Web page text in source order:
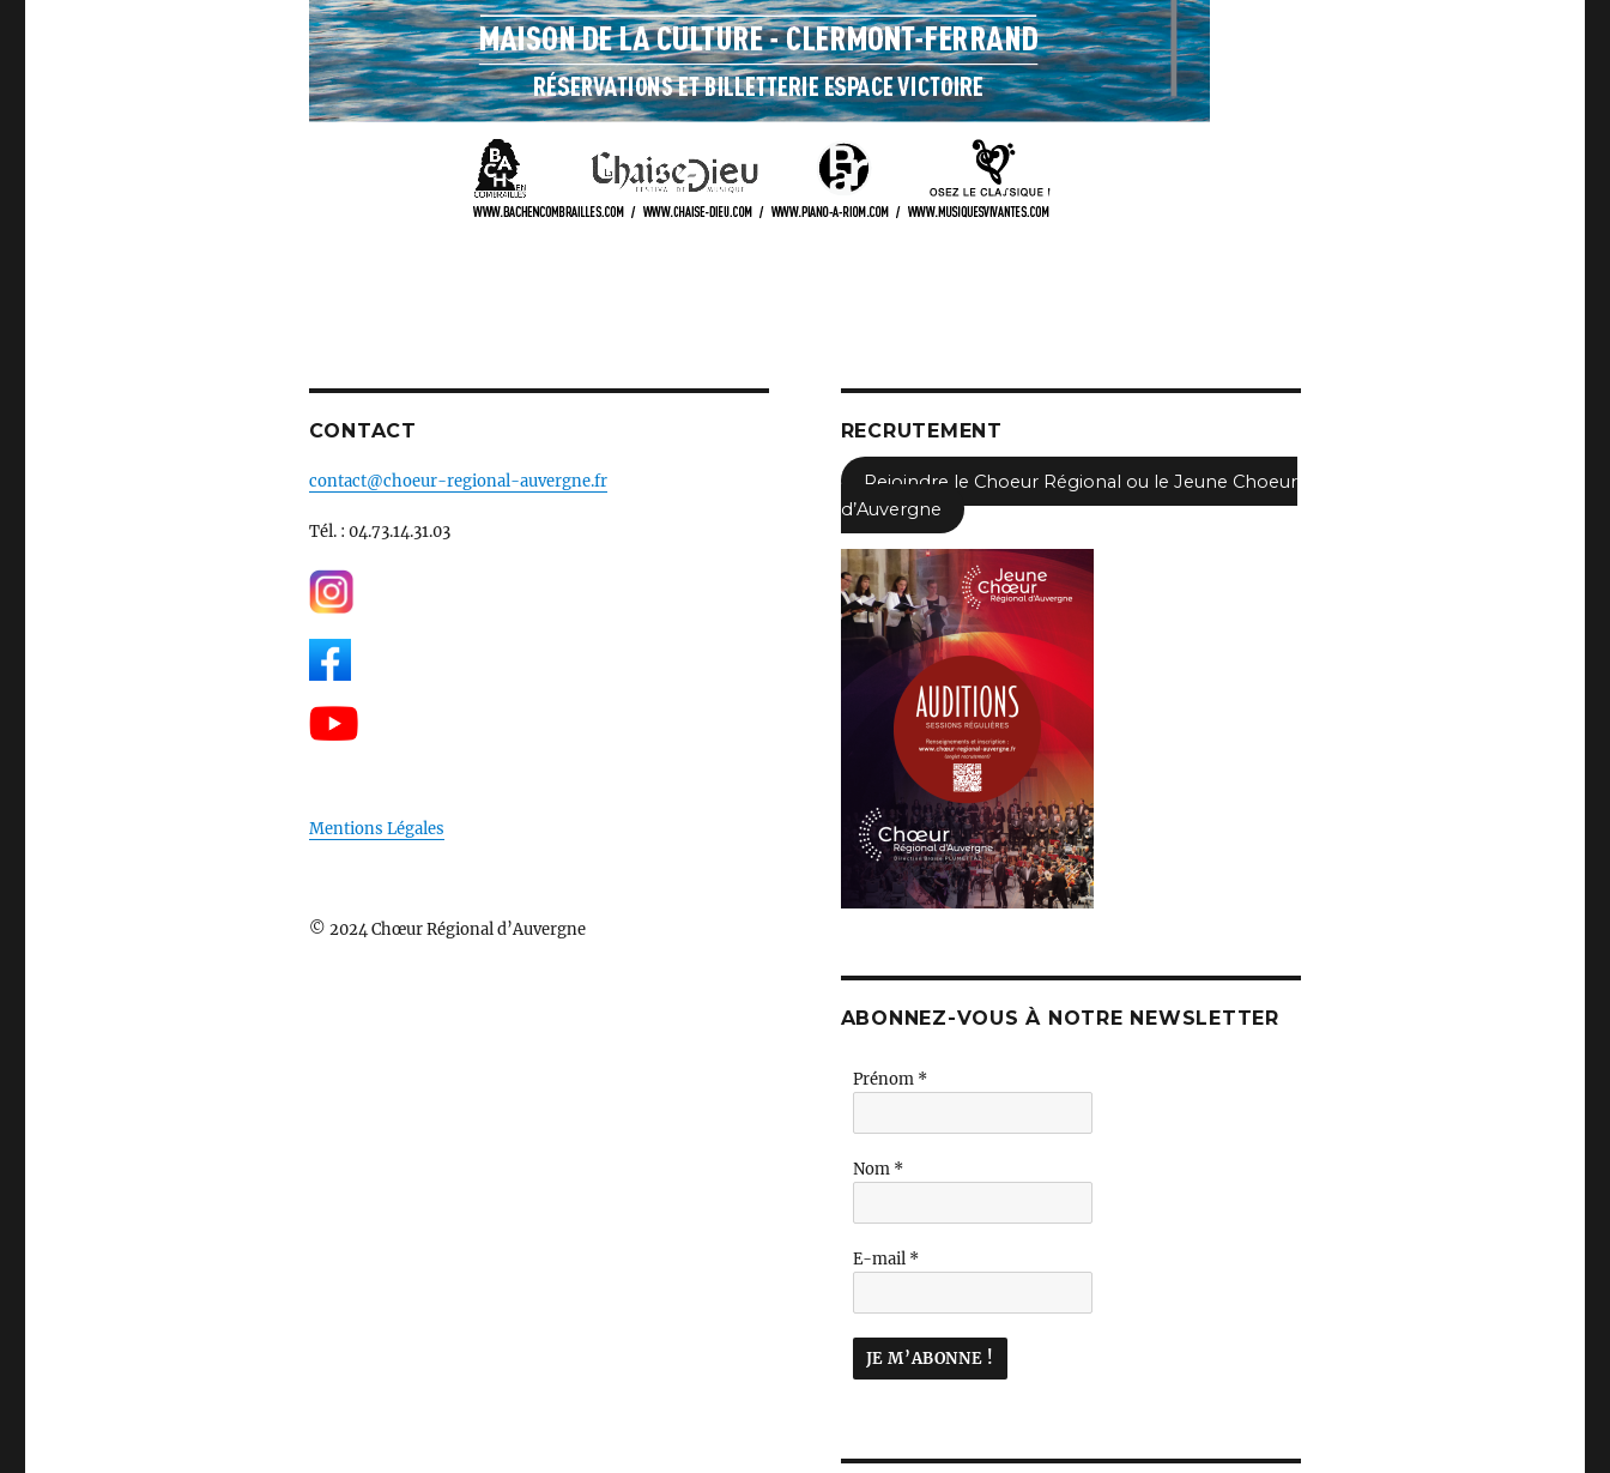
CONTACT
contact@choeur-regional-auvergne.fr
Tél. : 04.73.14.31.03
Mentions Légales
© 2024 Chœur Régional d’Auvergne
RECRUTEMENT
Rejoindre le Choeur Régional ou le Jeune Choeur
d’Auvergne
ABONNEZ-VOUS À NOTRE NEWSLETTER
Prénom *
Nom *
E-mail *